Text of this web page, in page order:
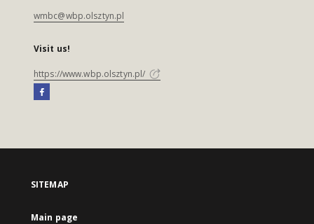
wmbc@wbp.olsztyn.pl
Visit us!
https://www.wbp.olsztyn.pl/
SITEMAP
Main page